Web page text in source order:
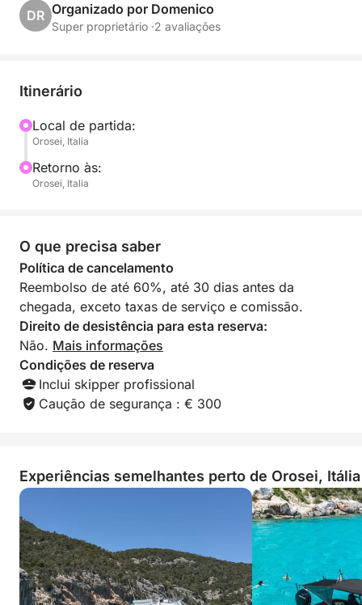
DR Organizado por Domenico
Super proprietário ·2 avaliações
Itinerário
Local de partida:
Orosei, Italia
Retorno às:
Orosei, Italia
O que precisa saber
Política de cancelamento
Reembolso de até 60%, até 30 dias antes da
chegada, exceto taxas de serviço e comissão.
Direito de desistência para esta reserva:
Não. Mais informações
Condições de reserva
Inclui skipper profissional
Caução de segurança : € 300
Experiências semelhantes perto de Orosei, Itália